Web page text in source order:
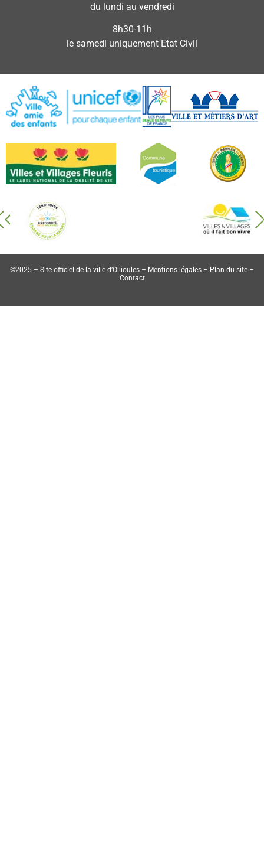
du lundi au vendredi
8h30-11h
le samedi uniquement Etat Civil
©2025 – Site officiel de la ville d’Ollioules – Mentions légales – Plan du site –
Contact